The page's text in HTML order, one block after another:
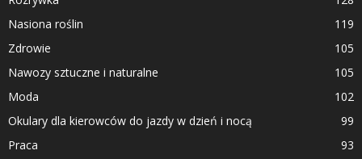
Nasiona roślin
119
Zdrowie
105
Nawozy sztuczne i naturalne
105
Moda
102
Okulary dla kierowców do jazdy w dzień i nocą
99
Praca
93